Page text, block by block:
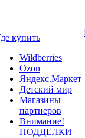
купить
Wildberries
Ozon
Яндекс.Маркет
Детский мир
Магазины
партнеров
Внимание!
ПОДДЕЛКИ